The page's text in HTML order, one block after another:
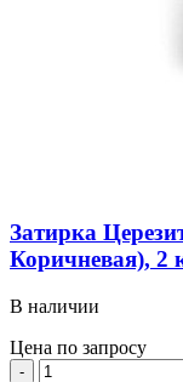
Затирка
Коричневая), 2
В наличии
Цена по запросу
Количество